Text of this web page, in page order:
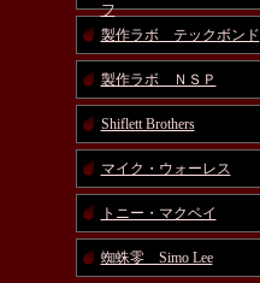
フ
製作ラボ テックボンド
製作ラボ ＮＳＰ
Shiflett Brothers
マイク・ウォーレス
トニー・マクベイ
蜘蛛零 Simo Lee